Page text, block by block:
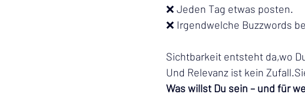
❌ Jeden Tag etwas posten.
❌ Irgendwelche Buzzwords
Sichtbarkeit entsteht da,wo
Und Relevanz ist kein
Was willst Du sein – und für